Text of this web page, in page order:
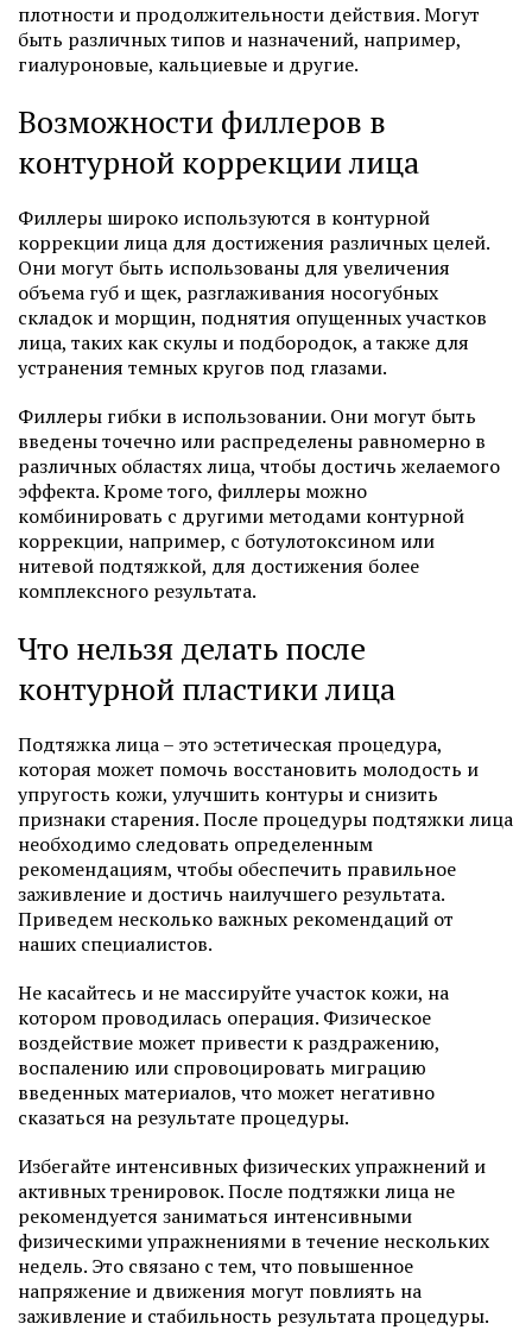
плотности и продолжительности действия. Могут
быть различных типов и назначений, например,
гиалуроновые, кальциевые и другие.
Возможности филлеров в
контурной коррекции лица
Филлеры широко используются в контурной
коррекции лица для достижения различных целей.
Они могут быть использованы для увеличения
объема губ и щек, разглаживания носогубных
складок и морщин, поднятия опущенных участков
лица, таких как скулы и подбородок, а также для
устранения темных кругов под глазами.
Филлеры гибки в использовании. Они могут быть
введены точечно или распределены равномерно в
различных областях лица, чтобы достичь желаемого
эффекта. Кроме того, филлеры можно
комбинировать с другими методами контурной
коррекции, например, с ботулотоксином или
нитевой подтяжкой, для достижения более
комплексного результата.
Что нельзя делать после
контурной пластики лица
Подтяжка лица – это эстетическая процедура,
которая может помочь восстановить молодость и
упругость кожи, улучшить контуры и снизить
признаки старения. После процедуры подтяжки лица
необходимо следовать определенным
рекомендациям, чтобы обеспечить правильное
заживление и достичь наилучшего результата.
Приведем несколько важных рекомендаций от
наших специалистов.
Не касайтесь и не массируйте участок кожи, на
котором проводилась операция. Физическое
воздействие может привести к раздражению,
воспалению или спровоцировать миграцию
введенных материалов, что может негативно
сказаться на результате процедуры.
Избегайте интенсивных физических упражнений и
активных тренировок. После подтяжки лица не
рекомендуется заниматься интенсивными
физическими упражнениями в течение нескольких
недель. Это связано с тем, что повышенное
напряжение и движения могут повлиять на
заживление и стабильность результата процедуры.